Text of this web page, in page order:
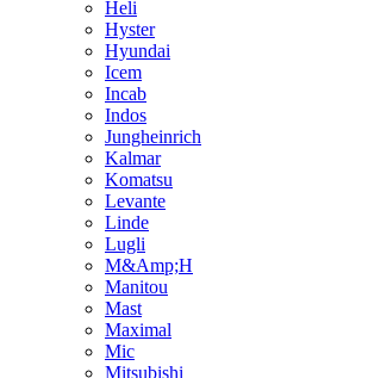
Heli
Hyster
Hyundai
Icem
Incab
Indos
Jungheinrich
Kalmar
Komatsu
Levante
Linde
Lugli
M&Amp;H
Manitou
Mast
Maximal
Mic
Mitsubishi